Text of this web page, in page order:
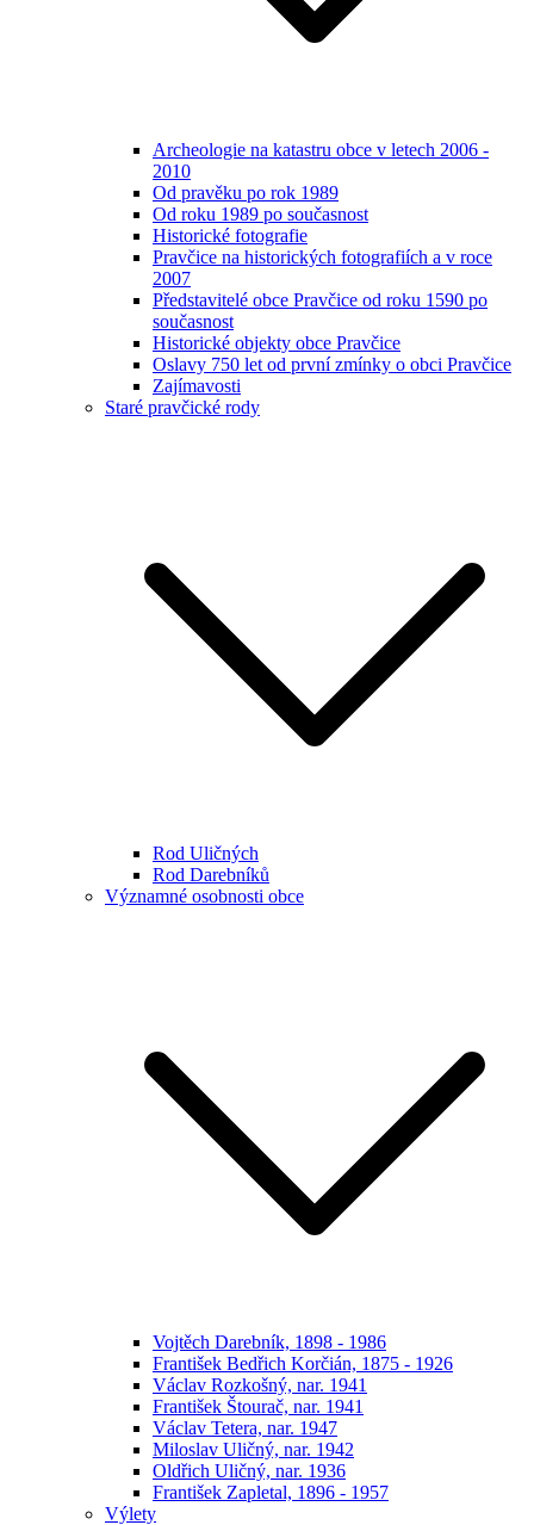
Archeologie na katastru obce v letech 2006 -
2010
Od pravěku po rok 1989
Od roku 1989 po současnost
Historické fotografie
Pravčice na historických fotografiích a v roce
2007
Představitelé obce Pravčice od roku 1590 po
současnost
Historické objekty obce Pravčice
Oslavy 750 let od první zmínky o obci Pravčice
Zajímavosti
Staré pravčické rody
Rod Uličných
Rod Darebníků
Významné osobnosti obce
Vojtěch Darebník, 1898 - 1986
František Bedřich Korčián, 1875 - 1926
Václav Rozkošný, nar. 1941
František Štourač, nar. 1941
Václav Tetera, nar. 1947
Miloslav Uličný, nar. 1942
Oldřich Uličný, nar. 1936
František Zapletal, 1896 - 1957
Výlety